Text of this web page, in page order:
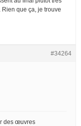
que ça, je trouve
#34264
des œuvres